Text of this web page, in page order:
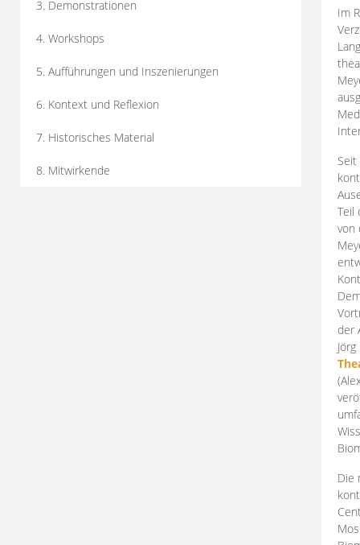
3. Demonstrationen
4. Workshops
5. Aufführungen und Inszenierungen
6. Kontext und Reflexion
7. Historisches Material
8. Mitwirkende
Im
Teil
von
der
Die